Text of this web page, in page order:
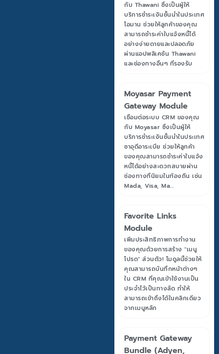
กับ Thawani ซึ่งเป็นผู้ให้
บริการชำระเงินชั้นนำในประเทศ
โอมาน ช่วยให้ลูกค้าของคุณ
สามารถชำระค่าใบแจ้งหนี้ได้
อย่างง่ายดายและปลอดภัย
ผ่านแอปพลิเคชัน Thawani
และช่องทางอื่นๆ ที่รองรับ
Moyasar Payment
Gateway Module
เชื่อมต่อระบบ CRM ของคุณ
กับ Moyasar ซึ่งเป็นผู้ให้
บริการชำระเงินชั้นนำในประเทศ
ซาอุดีอาระเบีย ช่วยให้ลูกค้า
ของคุณสามารถชำระค่าใบแจ้ง
หนี้ได้อย่างสะดวกสบายผ่าน
ช่องทางที่นิยมในท้องถิ่น เช่น
Mada, Visa, Ma...
Favorite Links
Module
เพิ่มประสิทธิภาพการทำงาน
ของคุณด้วยการสร้าง "เมนู
โปรด" ส่วนตัว! โมดูลนี้ช่วยให้
คุณสามารถบันทึกหน้าต่างๆ
ใน CRM ที่คุณเข้าใช้งานเป็น
ประจำไว้เป็นทางลัด ทำให้
สามารถเข้าถึงได้ในคลิกเดียว
จากเมนูหลัก
Payment Gateway
Bundle (Adyen,